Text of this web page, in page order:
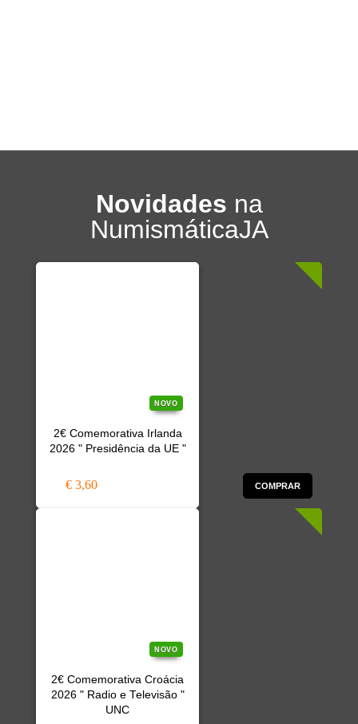
Novidades na
NumismáticaJA
NOVO
2€ Comemorativa Irlanda
2026 " Presidência da UE "
€ 3,60 COMPRAR
NOVO
2€ Comemorativa Croácia
2026 " Radio e Televisão "
UNC